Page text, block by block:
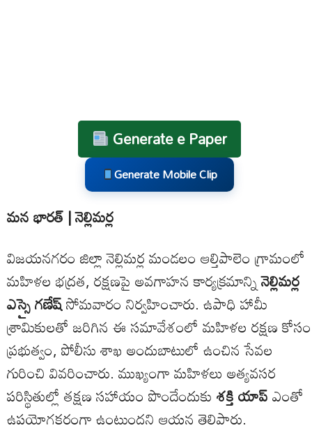
Generate e Paper
Generate Mobile Clip
మన భారత్ | నెల్లిమర్ల
విజయనగరం జిల్లా నెల్లిమర్ల మండలం ఆల్తిపాలెం గ్రామంలో
మహిళల భద్రత, రక్షణపై అవగాహన కార్యక్రమాన్నినెల్లిమర్ల
ఎస్సై గణేష్సోమవారం నిర్వహించారు. ఉపాధి హామీ
శ్రామికులతో జరిగిన ఈ సమావేశంలో మహిళల రక్షణ కోసం
ప్రభుత్వం, పోలీసు శాఖ అందుబాటులో ఉంచిన సేవల
గురించి వివరించారు. ముఖ్యంగా మహిళలు అత్యవసర
పరిస్థితుల్లో తక్షణ సహాయం పొందేందుకుశక్తి యాప్ఎంతో
ఉపయోగకరంగా ఉంటుందని ఆయన తెలిపారు.